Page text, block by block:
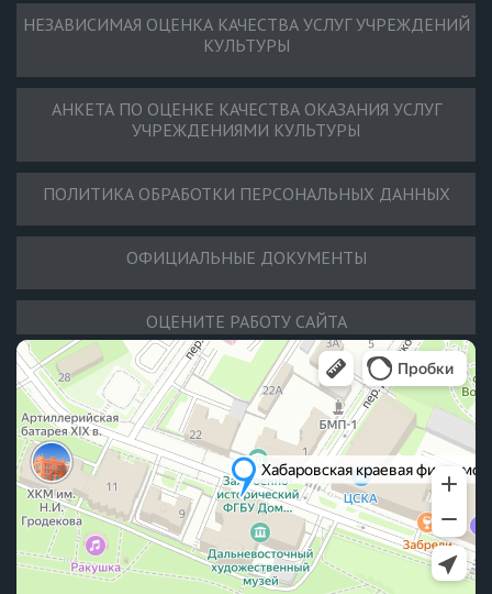
НЕЗАВИСИМАЯ ОЦЕНКА КАЧЕСТВА УСЛУГ УЧРЕЖДЕНИЙ
КУЛЬТУРЫ
АНКЕТА ПО ОЦЕНКЕ КАЧЕСТВА ОКАЗАНИЯ УСЛУГ
УЧРЕЖДЕНИЯМИ КУЛЬТУРЫ
ПОЛИТИКА ОБРАБОТКИ ПЕРСОНАЛЬНЫХ ДАННЫХ
ОФИЦИАЛЬНЫЕ ДОКУМЕНТЫ
ОЦЕНИТЕ РАБОТУ САЙТА